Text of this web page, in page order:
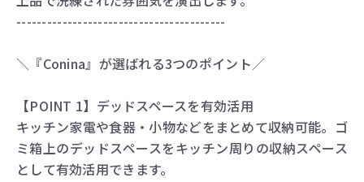
-----------------------------------------
＼『Conina』が選ばれる3つのポイント／
【POINT 1】デッドスペースを有効活用
キッチン家電や食器・小物などをまとめて収納可能。ゴ
ミ箱上のデッドスペースをキッチン周りの収納スペース
として有効活用できます。